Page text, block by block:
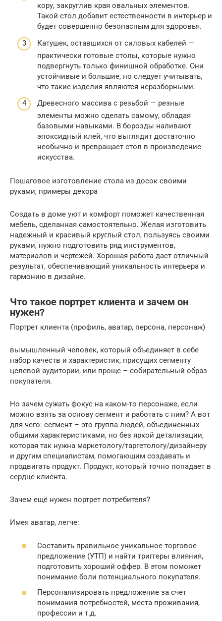
кору, закруглив края овальных элементов.
Такой стол добавит естественности в интерьер и
будет совершенно безопасным для здоровья.
Катушек, оставшихся от силовых кабелей —
практически готовые столы, которые нужно
подвергнуть только финишной обработке. Они
устойчивые и большие, но следует учитывать,
что такие изделия являются неразборными.
Древесного массива с резьбой — резные
элементы можно сделать самому, обладая
базовыми навыками. В борозды наливают
эпоксидный клей, что выглядит достаточно
необычно и превращает стол в произведение
искусства.
Пошаговое изготовление стола из досок своими
руками, примеры декора
Создать в доме уют и комфорт поможет качественная
мебель, сделанная самостоятельно. Желая изготовить
надежный и красивый круглый стол, пользуясь своими
руками, нужно подготовить ряд инструментов,
материалов и чертежей. Хорошая работа даст отличный
результат, обеспечивающий уникальность интерьера и
гармонию в дизайне.
Что такое портрет клиента и зачем он
нужен?
Портрет клиента (профиль, аватар, персона, персонаж)
вымышленный человек, который объединяет в себе
набор качеств и характеристик, присущих сегменту
целевой аудитории, или проще – собирательный образ
покупателя.
Но зачем сужать фокус на каком-то персонаже, если
можно взять за основу сегмент и работать с ним? А вот
для чего: сегмент – это группа людей, объединенных
общими характеристиками, но без яркой детализации,
которая так нужна маркетологу/таргетологу/дизайнеру
и другим специалистам, помогающим создавать и
продвигать продукт. Продукт, который точно попадает в
сердце клиента.
Зачем ещё нужен портрет потребителя?
Имея аватар, легче:
Составить правильное уникальное торговое
предложение (УТП) и найти триггеры влияния,
подготовить хороший оффер. В этом поможет
понимание боли потенциального покупателя.
Персонализировать предложение за счет
понимания потребностей, места проживания,
профессии и т.д.